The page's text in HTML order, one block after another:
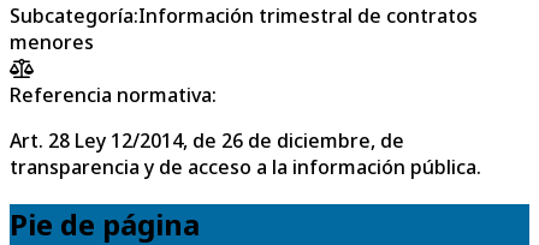
Subcategoría:Información trimestral de contratos
menores
Referencia normativa:
Art. 28 Ley 12/2014, de 26 de diciembre, de
transparencia y de acceso a la información pública.
Pie de página